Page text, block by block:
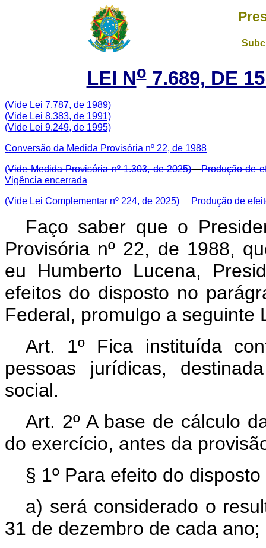
LEI No7.689, DE
(Vide Lei 7.787, de 1989)
(Vide Lei 8.383, de 1991)
(Vide Lei 9.249, de 1995)
Conversão da Medida Provisória nº 22, de 1988
(Vide Medida Provisória nº 1.303, de 2025)
Produção de
Vigência encerrada
(Vide Lei Complementar nº 224, de 2025)
Produção de
Faço saber que o
Provisória nº 22, de 1988,
eu Humberto Lucena,
efeitos do disposto no
Federal, promulgo a seguinte
Art. 1º Fica instituída
pessoas jurídicas,
social.
Art. 2º A base de cálculo
do exercício, antes da
§ 1º Para efeito do
a) será considerado o
31 de dezembro de cada ano;